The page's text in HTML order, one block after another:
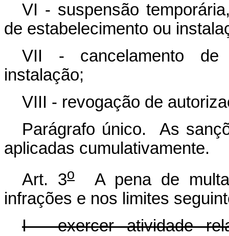
VI - suspensão
de estabelecimento ou
VII - cancelamento de
instalação;
VIII - revogação de
Parágrafo único. As
aplicadas cumulativamente.
Art. 3oA pena de multa
infrações e nos limites
I - exercer atividade